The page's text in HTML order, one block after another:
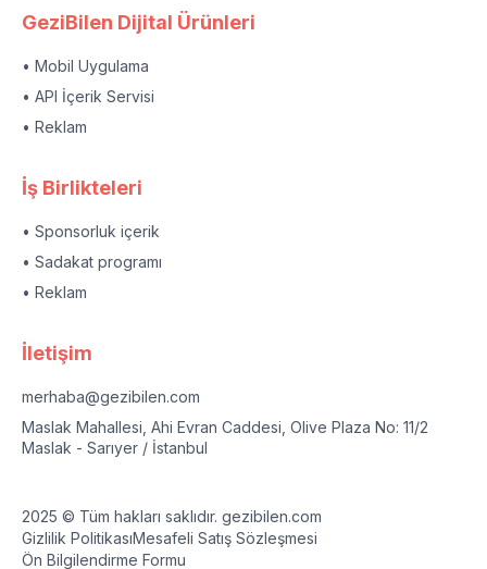
GeziBilen Dijital Ürünleri
• Mobil Uygulama
• API İçerik Servisi
• Reklam
İş Birlikteleri
• Sponsorluk içerik
• Sadakat programı
• Reklam
İletişim
merhaba@gezibilen.com
Maslak Mahallesi, Ahi Evran Caddesi, Olive Plaza No: 11/2
Maslak - Sarıyer / İstanbul
2025 © Tüm hakları saklıdır. gezibilen.com
Gizlilik PolitikasıMesafeli Satış Sözleşmesi
Ön Bilgilendirme Formu